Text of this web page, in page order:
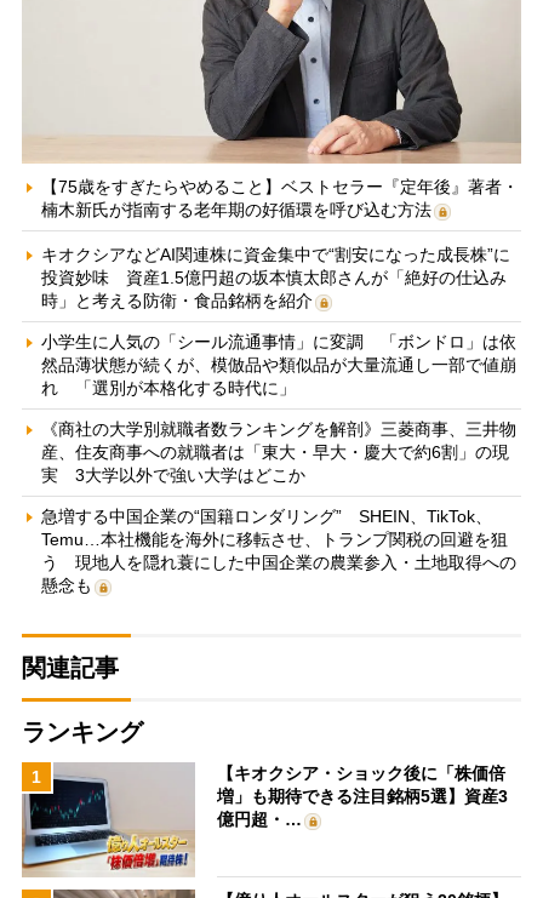
【75歳をすぎたらやめること】ベストセラー『定年後』著者・
楠木新氏が指南する老年期の好循環を呼び込む方法
キオクシアなどAI関連株に資金集中で“割安になった成長株”に
投資妙味 資産1.5億円超の坂本慎太郎さんが「絶好の仕込み
時」と考える防衛・食品銘柄を紹介
小学生に人気の「シール流通事情」に変調 「ボンドロ」は依
然品薄状態が続くが、模倣品や類似品が大量流通し一部で値崩
れ 「選別が本格化する時代に」
《商社の大学別就職者数ランキングを解剖》三菱商事、三井物
産、住友商事への就職者は「東大・早大・慶大で約6割」の現
実 3大学以外で強い大学はどこか
急増する中国企業の“国籍ロンダリング” SHEIN、TikTok、
Temu…本社機能を海外に移転させ、トランプ関税の回避を狙
う 現地人を隠れ蓑にした中国企業の農業参入・土地取得への
懸念も
関連記事
ランキング
1
【キオクシア・ショック後に「株価倍
増」も期待できる注目銘柄5選】資産3
億円超・…